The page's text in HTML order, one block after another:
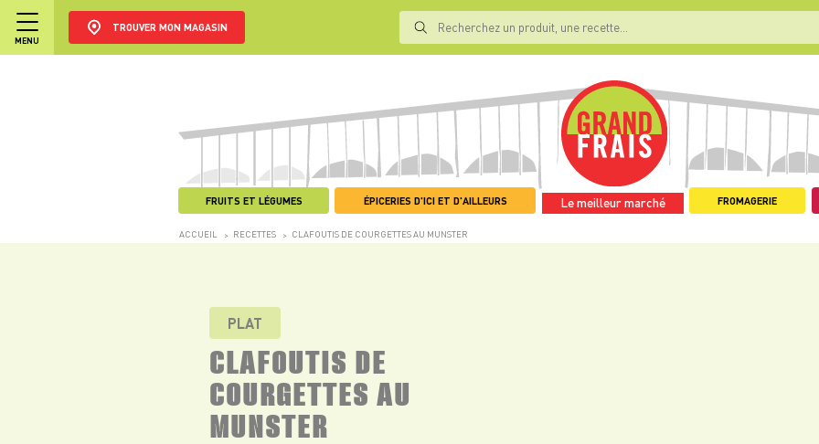
MENU
TROUVER MON MAGASIN
FRUITS ET LÉGUMES ÉPICERIES D'ICI ET D'AILLEURS Le meilleur marché FROMAGERIE
ACCUEIL > RECETTES > CLAFOUTIS DE COURGETTES AU MUNSTER
PLAT
CLAFOUTIS DE
COURGETTES AU
MUNSTER